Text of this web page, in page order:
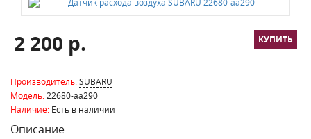
2 200 р.
Производитель:SUBARU
Модель: 22680-aa290
Наличие: Есть в наличии
Описание